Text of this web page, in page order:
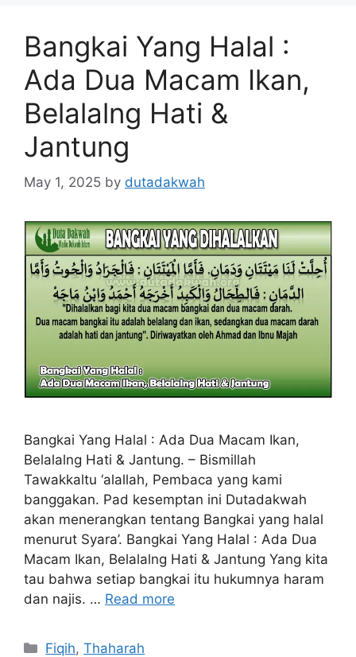
Bangkai Yang Halal :
Ada Dua Macam Ikan,
Belalalng Hati &
Jantung
May 1, 2025 by dutadakwah
Bangkai Yang Halal : Ada Dua Macam Ikan,
Belalalng Hati & Jantung. – Bismillah
Tawakkaltu ‘alallah, Pembaca yang kami
banggakan. Pad kesemptan ini Dutadakwah
akan menerangkan tentang Bangkai yang halal
menurut Syara’. Bangkai Yang Halal : Ada Dua
Macam Ikan, Belalalng Hati & Jantung Yang kita
tau bahwa setiap bangkai itu hukumnya haram
dan najis. … Read more
Categories
Fiqih,Thaharah